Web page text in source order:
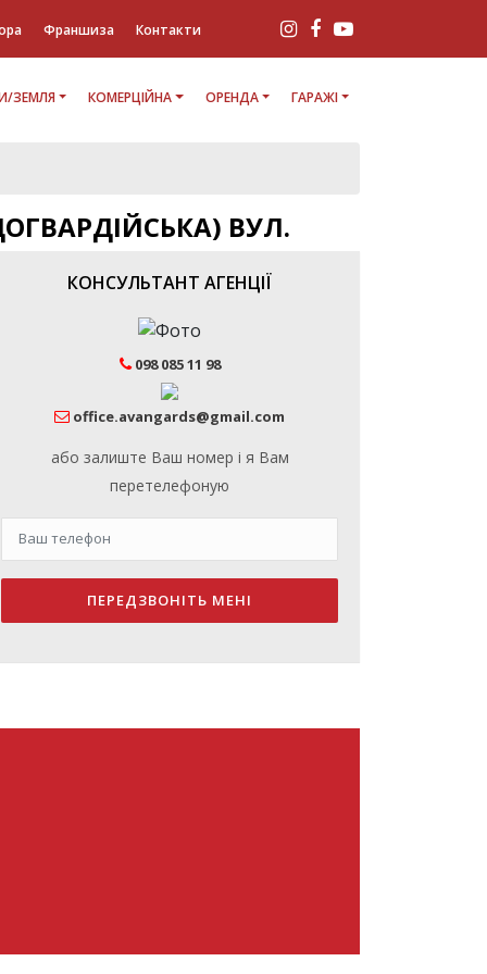
Франшиза Контакти
ЗЕМЛЯ КОМЕРЦІЙНА ОРЕНДА ГАРАЖІ
ВУЛ.
КОНСУЛЬТАНТ АГЕНЦІЇ
098 085 11 98
office.avangards@gmail.com
або залиште Ваш номер і я Вам
перетелефоную
ПЕРЕДЗВОНІТЬ МЕНІ